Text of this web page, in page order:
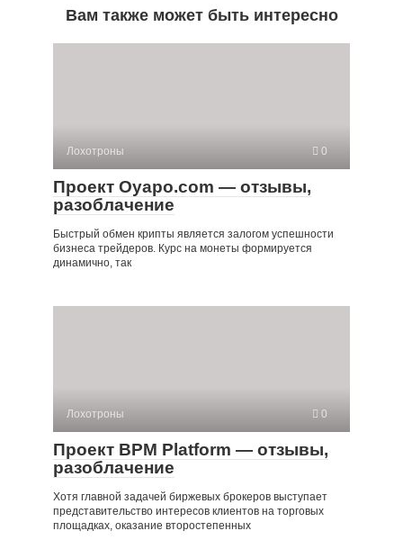
Вам также может быть интересно
Лохотроны 0
Проект Oyapo.com — отзывы,
разоблачение
Быстрый обмен крипты является залогом успешности
бизнеса трейдеров. Курс на монеты формируется
динамично, так
Лохотроны 0
Проект BPM Platform — отзывы,
разоблачение
Хотя главной задачей биржевых брокеров выступает
представительство интересов клиентов на торговых
площадках, оказание второстепенных